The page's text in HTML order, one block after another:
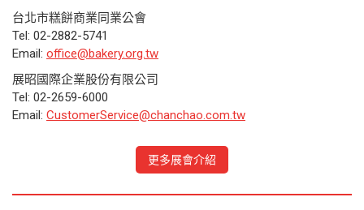
台北市糕餅商業同業公會
Tel: 02-2882-5741
Email: office@bakery.org.tw
展昭國際企業股份有限公司
Tel: 02-2659-6000
Email: CustomerService@chanchao.com.tw
更多展會介紹